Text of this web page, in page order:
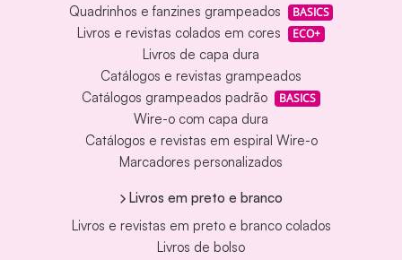
Quadrinhos e fanzines grampeados
BASICS
Livros e revistas colados em cores ECO+
Livros de capa dura
Catálogos e revistas grampeados
Catálogos grampeados padrão
BASICS
Wire-o com capa dura
Catálogos e revistas em espiral Wire-o
Marcadores personalizados
Livros em preto e branco
Livros e revistas em preto e branco colados
Livros de bolso